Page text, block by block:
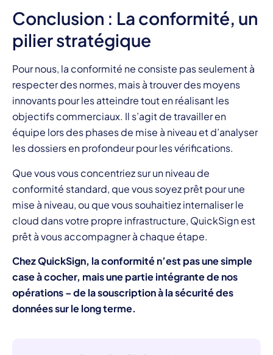
Conclusion : La conformité, un
pilier stratégique
Pour nous, la conformité ne consiste pas seulement à
respecter des normes, mais à trouver des moyens
innovants pour les atteindre tout en réalisant les
objectifs commerciaux. Il s’agit de travailler en
équipe lors des phases de mise à niveau et d’analyser
les dossiers en profondeur pour les vérifications.
Que vous vous concentriez sur un niveau de
conformité standard, que vous soyez prêt pour une
mise à niveau, ou que vous souhaitiez internaliser le
cloud dans votre propre infrastructure, QuickSign est
prêt à vous accompagner à chaque étape.
Chez QuickSign, la conformité n’est pas une simple
case à cocher, mais une partie intégrante de nos
opérations – de la souscription à la sécurité des
données sur le long terme.